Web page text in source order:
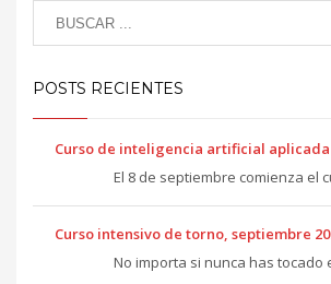
POSTS RECIENTES
Curso de inteligencia artificial
El 8 de septiembre comienza el
Curso intensivo de torno, septiembre
No importa si nunca has tocado